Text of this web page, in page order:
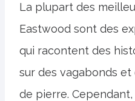
La plupart des
Eastwood sont des
qui racontent des
sur des vagabonds et
de pierre. Cependant,